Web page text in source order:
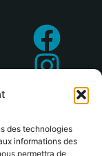
des technologies
informations des
permettra de